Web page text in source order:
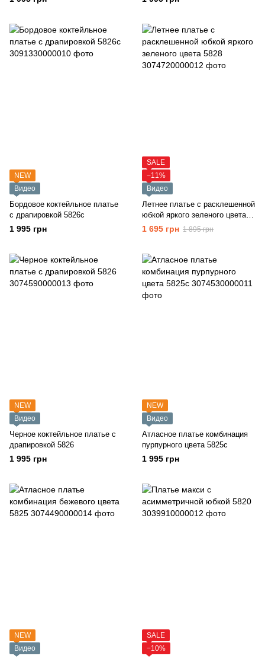
NEW
Видео
Бордовое коктейльное платье
с драпировкой 5826с
1 995 грн
SALE
−11%
Видео
Летнее платье с расклешенной
юбкой яркого зеленого цвета
5828
1 695 грн 1 895 грн
NEW
Видео
Черное коктейльное платье с
драпировкой 5826
1 995 грн
NEW
Видео
Атласное платье комбинация
пурпурного цвета 5825с
1 995 грн
NEW
Видео
SALE
−10%